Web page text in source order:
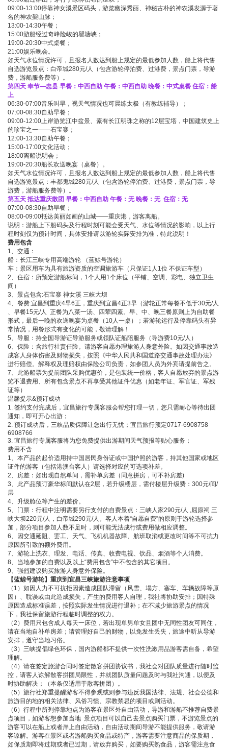
09:00-13:00停靠神女溪景区码头，游览幽深秀丽、神秘古朴的神农溪发源于著
名的神农架山脉；
13:00-14:30午餐；
15:00游船经过奇峰险峻的瞿塘峡；
19:00-20:30中式桌餐；
21:00娱乐晚会。
如天气水位情况许可，且报名人数达到船上规定的最低参加人数，船上将代售
自选游览景点：白帝城280元/人（包含游轮停泊费、过港费，景点门票，导游
费，游船服务费等）。
第四天 奉节—忠县 早餐：中西自助 午餐：中西自助 晚餐：中式桌餐 住宿：船
上
06:30-07:00音乐叫早，视天气情况也可晨练太极（有教练辅导）；
07:00-08:30自助早餐；
09:00-12:00上岸游览江中盆景、素有长江明珠之称的12层宝塔，中国建筑史上
的珍宝之一——石宝寨；
12:00-13:30自助午餐；
15:00-17:00文化活动；
18:00离船说明会；
19:00-20:30船长欢送晚宴（桌餐）。
如天气水位情况许可，且报名人数达到船上规定的最低参加人数，船上将代售
自选游览景点：丰都鬼城280元/人（包含游轮停泊费、过港费，景点门票，导
游费，游船服务费等）。
第五天 抵达重庆散团 早餐：中西自助 午餐：无晚餐：无 住宿：无
07:00-08:30自助早餐；
08:00-09:00抵达美丽如画的山城——重庆港，游客离船。
说明：游船上下船码头及行程时刻可能会受天气、水位等情况的影响，以上行
程时刻仅为预计时间，具体安排请以游轮实际安排为准，特此说明！
费用包含
1、交通：
船：长江三峡专用高端游轮 （蓝鲸号游轮）
车：景区用车为具有旅游资质的空调旅游车（只保证1人1位 不保证车型）
2、住宿：所预定游船标间，1个人用1个床位（平铺、空调、彩电、独立卫生
间）
3、景点包含:石宝寨 神女溪 三峡大坝
4、餐费:宜昌到重庆4早6正，重庆到宜昌4正3早（游轮正常每餐不低于30元/人
、早餐15元/人 正餐为八菜一汤、四荤四素。早、中、晚三餐原则上为自助餐
形式，最后一晚的欢送晚宴为桌餐（10人一桌）；若游轮运行及停靠码头有异
常情况，用餐形式有变化的可能，敬请理解！
5、导服：持全国导游证导游服务或领队证船陪服务（导游费10元/人）
6、保险：含旅行社责任险。请游客自愿办理旅游人身意外险。如因交通事故造
成客人身体伤害及财物损失，按照《中华人民共和国道路交通事故处理办法》
进行赔偿。解释权及理赔权由保险公司负责，如参团人员为外宾请提前告之。
7、此游船票为提前团队采购优惠价，是包装统一价格，客人自愿放弃的景点游
览不退费用、所有包含景点不再享受其他证件优惠（如老年证、军官证、军残
证等）
温馨提示&预订成功
1. 签约支付完成后，宜昌旅行专属客服会帮您打理一切，您只需耐心等待出团
通知，即可开心出游；
2. 预订成功后，三峡品质保障让您出行无忧；宜昌旅行预定0717-6908758
6908766
3. 宜昌旅行专属客服将为您免费提供出游期间天气预报等贴心服务；
费用不含
1、本产品的起价适用持中国居民身份证或中国护照的游客，持其他国家或地区
证件的游客（包括港澳台客人）请选择对应的可选项补差。
2、房差：如出现自然单间，需补单房差（同意拼房，可不补房差)
3、此产品预订豪华标间默认在2层，若升级楼层，需付楼层升级费：300元/间/
层
4、升级舱位等产生的差价。
5、门票：行程中注明需要另行支付的自费景点：三峡人家290元/人 ,屈原祠 三
峡大坝220元/人，白帝城290元/人。客人本着“自愿自费”的原则于游轮选择参
加，部分项目参加人数不足时，则可能无法成行或费用做相应调整。
6、因交通延阻、罢工、天气、飞机机器故障、航班取消或更改时间等不可抗力
原因所引致的额外费用。
7、游轮上洗衣、理发、电话、传真、收费电视、饮品、烟酒等个人消费。
8、当地参加的自费以及以上“费用包含”中不包含的其它项目。
9、强烈建议购买旅游人身意外保险。
【蓝鲸号游轮】重庆到宜昌三峡旅游注意事项
（1）如因人力不可抗拒因素造成团队滞留（风雪、塌方、塞车、车辆故障等原
因）、耽误或由此造成损失，产生的费用客人自理，我社将协助安排；因特殊
原因造成标准误差，按照实际发生情况进行退补；在不减少旅游景点的情况
下，我社保留旅游行程临时调整的权力。
（2）费用只包含成人每天一床位，若出现单男单女且团中无同性团友可同住，
请在当地自补单房差；请管理好自己的财物，以免发生丢失，旅途中听从导游
安排，遵守当地习俗。
（3）三峡提倡绿色环保，国内游船都不提供一次性洗漱用品游客需自备，希望
理解。
（4）请在签定旅游合同时签定散客拼团协议书，我社会对团队质量进行随时监
控，请客人谅解散客拼团局限性，并就团队质量问题及时与我社沟通，以便及
时协助解决；（本条仅适用于散客拼团）。
（5）旅行社郑重提醒游客不得参观或则参与违反我国法律、法规、社会公德和
旅游目的地的相关法律、风俗习惯、宗教禁忌的项目或则活动。
（6）行程中所列停靠地点为游客在景区外自由活动，导游和游船不推荐自费景
点项目，如游客想参加当地 景点项目可以自己去景点购买门票，不游览景点的
游客可以在船上或者岸上自由活动，自由活动期间导游不能提供服务，敬请游
客谅解。游客在景区或者游船购买食品或特产，游客需要注意商品的保质期，
如保质期即将过期或者已过期，请放弃购买，如要购买熟食品，游客需注意食